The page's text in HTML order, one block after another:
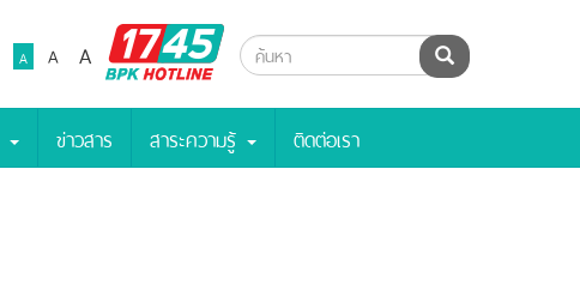
A A A
BPK
Hotline
ค้นหา
ข่าวสาร สาระความรู้ ติดต่อเรา